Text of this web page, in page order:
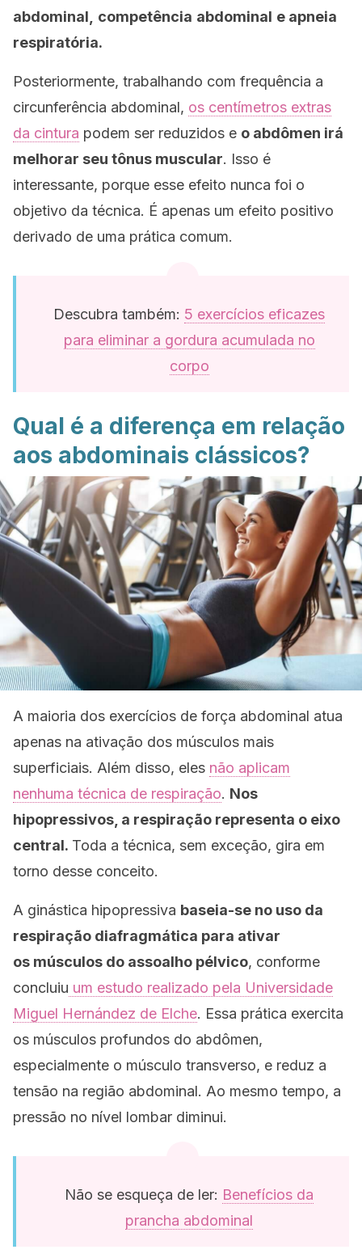
abdominal,
competência abdominal e apneia
respiratória.
Posteriormente, trabalhando com frequência a
circunferência abdominal, os centímetros extras
da cintura podem ser reduzidos e o abdômen irá
melhorar seu tônus muscular. Isso é
interessante, porque esse efeito nunca foi o
objetivo da técnica. É apenas um efeito positivo
derivado de uma prática comum.
Descubra também: 5 exercícios eficazes
para eliminar a gordura acumulada no
corpo
Qual é a diferença em relação
aos abdominais clássicos?
A maioria dos exercícios de força abdominal atua
apenas na ativação dos músculos mais
superficiais. Além disso, eles não aplicam
nenhuma técnica de respiração. Nos
hipopressivos, a respiração representa o eixo
central. Toda a técnica, sem exceção, gira em
torno desse conceito.
A ginástica hipopressiva baseia-se no uso da
respiração diafragmática para ativar
os músculos do assoalho pélvico, conforme
concluiu um estudo realizado pela Universidade
Miguel Hernández de Elche. Essa prática exercita
os músculos profundos do abdômen,
especialmente o músculo transverso, e reduz a
tensão na região abdominal. Ao mesmo tempo, a
pressão no nível lombar diminui.
Não se esqueça de ler: Benefícios da
prancha abdominal